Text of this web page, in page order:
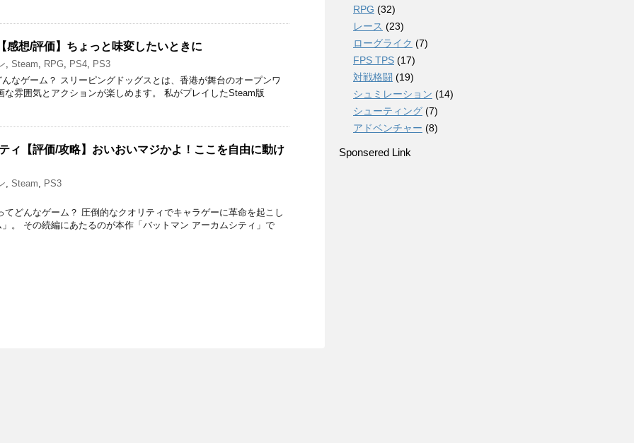
感想/評価】ちょっと味変したいときに
, Steam, RPG, PS4, PS3
なゲーム？ スリーピングドッグスとは、香港が舞台のオープンワ
な雰囲気とアクションが楽しめます。 私がプレイしたSteam版
ィ【評価/攻略】おいおいマジかよ！ここを自由に動け
, Steam, PS3
どんなゲーム？ 圧倒的なクオリティでキャラゲーに革命を起こし
。 その続編にあたるのが本作「バットマン アーカムシティ」で
RPG (32)
レース (23)
ローグライク (7)
FPS TPS (17)
対戦格闘 (19)
シュミレーション (14)
シューティング (7)
アドベンチャー (8)
Sponsered Link